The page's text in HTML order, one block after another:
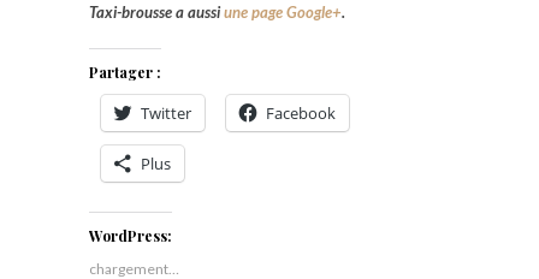
Taxi-brousse a aussiune page Google+.
Partager :
Twitter Facebook
Plus
WordPress:
chargement…